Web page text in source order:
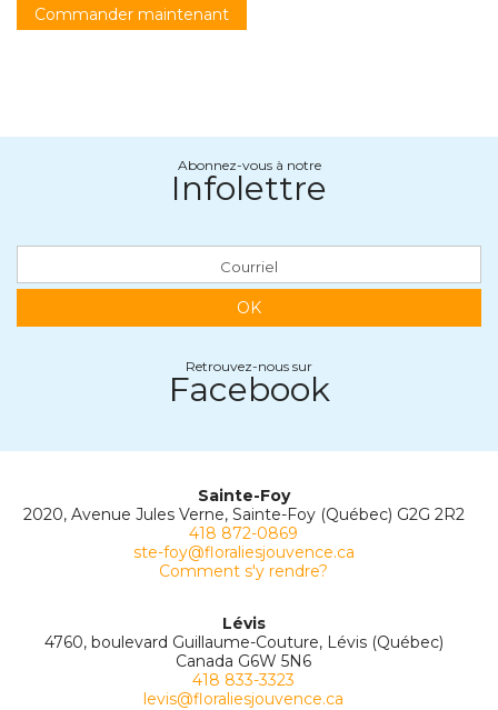
Commander maintenant
Abonnez-vous à notre
Infolettre
OK
Retrouvez-nous sur
Facebook
Sainte-Foy
2020, Avenue Jules Verne, Sainte-Foy (Québec) G2G 2R2
418 872-0869
ste-foy@floraliesjouvence.ca
Comment s'y rendre?
Lévis
4760, boulevard Guillaume-Couture, Lévis (Québec)
Canada G6W 5N6
418 833-3323
levis@floraliesjouvence.ca